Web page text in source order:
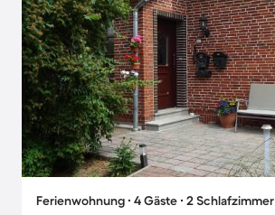
Ferienwohnung ∙ 4 Gäste ∙ 2 Schlafzimmer